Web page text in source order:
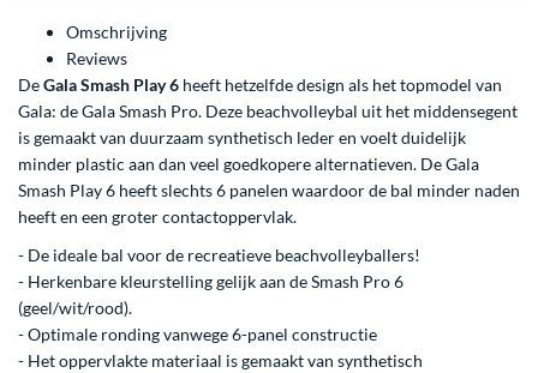
Omschrijving
Reviews
DeGala Smash Play 6 heeft hetzelfde design als het topmodel van
Gala: de Gala Smash Pro. Deze beachvolleybal uit het middensegent
is gemaakt van duurzaam synthetisch leder en voelt duidelijk
minder plastic aan dan veel goedkopere alternatieven. De Gala
Smash Play 6 heeft slechts 6 panelen waardoor de bal minder naden
heeft en een groter contactoppervlak.
- De ideale bal voor de recreatieve beachvolleyballers!
- Herkenbare kleurstelling gelijk aan de Smash Pro 6
(geel/wit/rood).
- Optimale ronding vanwege 6-panel constructie
- Het oppervlakte materiaal is gemaakt van synthetisch